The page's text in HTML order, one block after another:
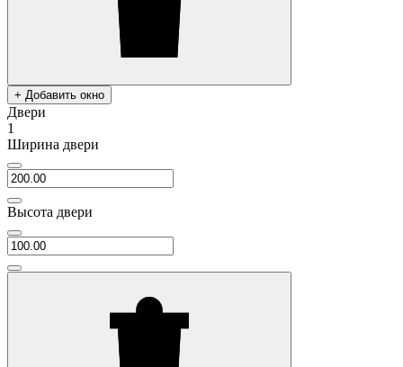
+ Добавить окно
Двери
1
Ширина двери
Высота двери